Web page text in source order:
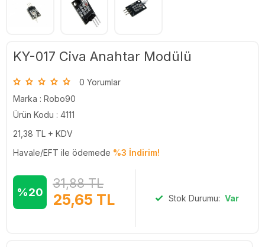
KY-017 Civa Anahtar Modülü
0 Yorumlar
Marka : Robo90
Ürün Kodu : 4111
21,38 TL + KDV
Havale/EFT ile ödemede %3 İndirim!
%20 25,65 TL
31,88TL
Stok Durumu: Var